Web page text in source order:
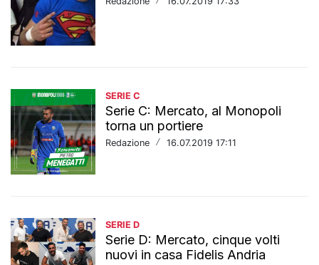
SERIE C
Serie C: Mercato, al Monopoli
torna un portiere
Redazione / 16.07.2019 17:11
SERIE D
Serie D: Mercato, cinque volti
nuovi in casa Fidelis Andria